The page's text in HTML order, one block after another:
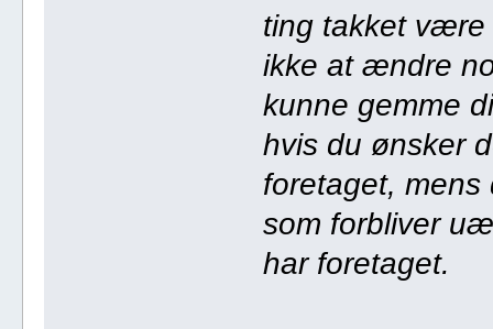
ting takket være
ikke at ændre
kunne gemme
hvis du ønsker
foretaget, mens
som forbliver
har foretaget.